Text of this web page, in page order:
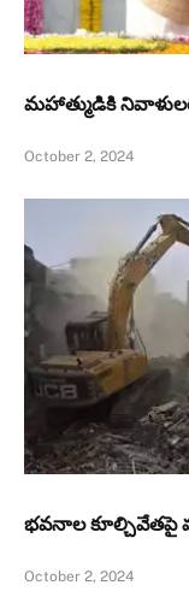
మహాత్ముడికి
October 2, 2024
భవనాల కూల్చివేతపై
October 2, 2024